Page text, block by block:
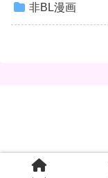
非BL漫画